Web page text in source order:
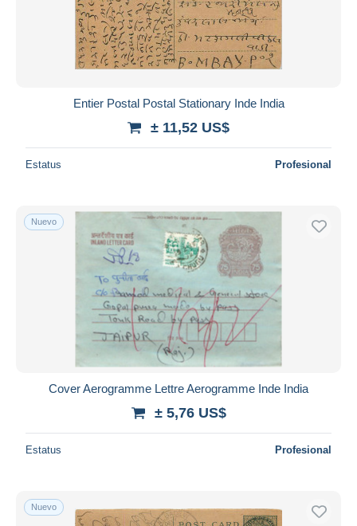
Entier Postal Postal Stationary Inde India
± 11,52 US$
Estatus Profesional
Nuevo
Cover Aerogramme Lettre Aerogramme Inde India
± 5,76 US$
Estatus Profesional
Nuevo